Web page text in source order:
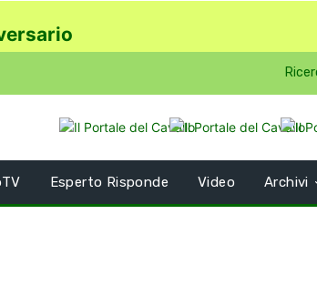
Esperto Risponde Video Archivi